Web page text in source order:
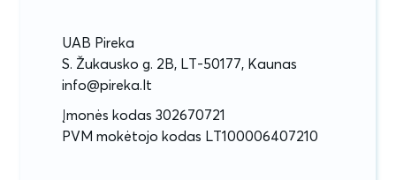
UAB Pireka
S. Žukausko g. 2B, LT-50177, Kaunas
info@pireka.lt
Įmonės kodas 302670721
PVM mokėtojo kodas LT100006407210